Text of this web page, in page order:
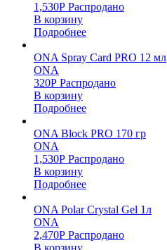
1,530Р Распродано
В корзину
Подробнее
ONA Spray Card PRO 12 мл
ONA
320Р Распродано
В корзину
Подробнее
ONA Block PRO 170 гр
ONA
1,530Р Распродано
В корзину
Подробнее
ONA Polar Crystal Gel 1л
ONA
2,470Р Распродано